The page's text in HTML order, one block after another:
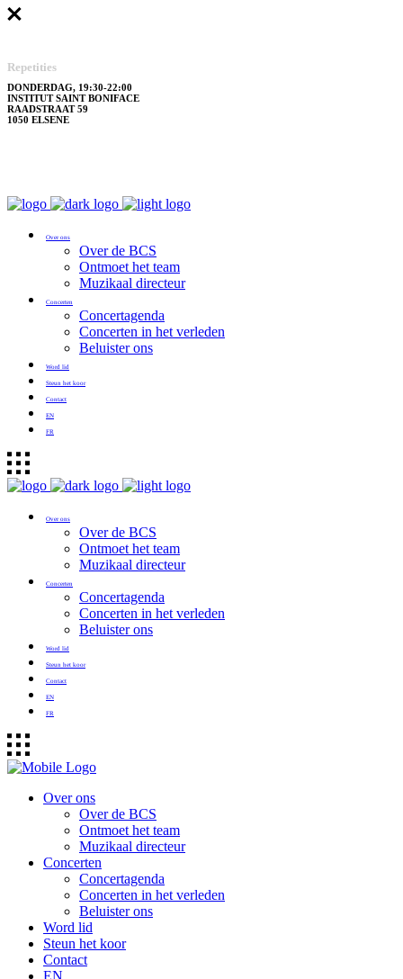
Repetities
DONDERDAG, 19:30-22:00
INSTITUT SAINT BONIFACE
RAADSTRAAT 59
1050 ELSENE
Over ons
Over de BCS
Ontmoet het team
Muzikaal directeur
Concerten
Concertagenda
Concerten in het verleden
Beluister ons
Word lid
Steun het koor
Contact
EN
FR
Over ons
Over de BCS
Ontmoet het team
Muzikaal directeur
Concerten
Concertagenda
Concerten in het verleden
Beluister ons
Word lid
Steun het koor
Contact
EN
FR
Over ons
Over de BCS
Ontmoet het team
Muzikaal directeur
Concerten
Concertagenda
Concerten in het verleden
Beluister ons
Word lid
Steun het koor
Contact
EN